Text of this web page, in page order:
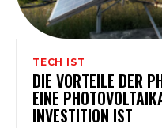
TECH IST
DIE VORTEILE DER
EINE
INVESTITION IST